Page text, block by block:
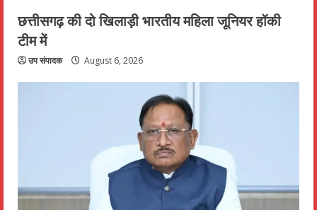
छत्तीसगढ़ की दो खिलाड़ी भारतीय महिला जूनियर हॉकी
टीम में
उप संपादक August 6, 2026